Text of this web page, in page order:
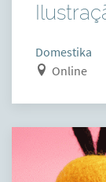
Domestika
Online